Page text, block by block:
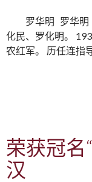
罗华明 罗华明
化民、罗化明。
农红军。 历任连指
荣获冠
汉